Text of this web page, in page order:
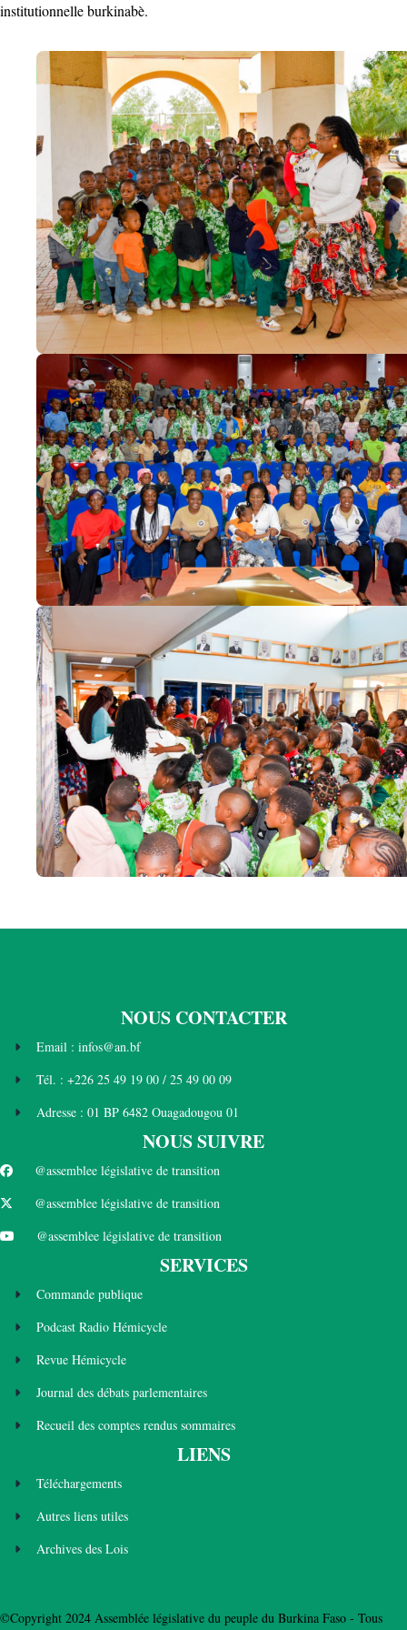
institutionnelle burkinabè.
NOUS CONTACTER
Email : infos@an.bf
Tél. : +226 25 49 19 00 / 25 49 00 09
Adresse : 01 BP 6482 Ouagadougou 01
NOUS SUIVRE
@assemblee législative de transition
@assemblee législative de transition
@assemblee législative de transition
SERVICES
Commande publique
Podcast Radio Hémicycle
Revue Hémicycle
Journal des débats parlementaires
Recueil des comptes rendus sommaires
LIENS
Téléchargements
Autres liens utiles
Archives des Lois
©Copyright 2024 Assemblée législative du peuple du Burkina Faso - Tous